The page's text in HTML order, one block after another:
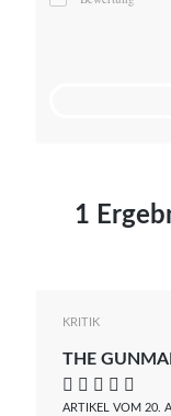
Mato von
1
KRITIK
THE
    
ARTIKEL VOM 20.